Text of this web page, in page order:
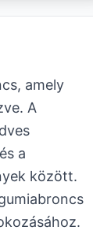
amely
A
a
között.